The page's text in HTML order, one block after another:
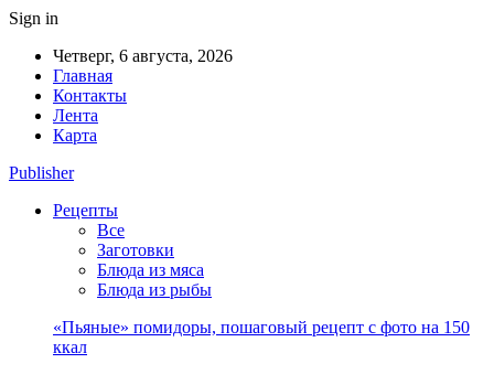
Sign in
Четверг, 6 августа, 2026
Главная
Контакты
Лента
Карта
Publisher
Рецепты
Все
Заготовки
Блюда из мяса
Блюда из рыбы
«Пьяные» помидоры, пошаговый рецепт с фото на 150
ккал